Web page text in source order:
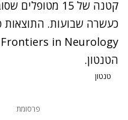
קטנה של 15
כעשרה שבועות. התוצאות
Frontiers in Neurology
הטנטון.
טנטון
פרסומת